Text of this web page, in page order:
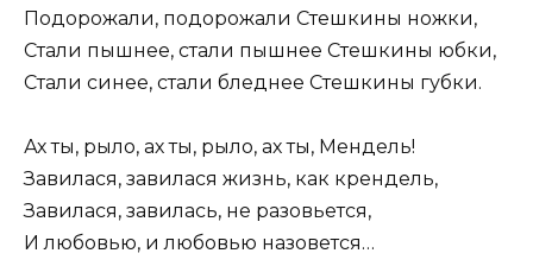
Подорожали, подорожали Стешкины ножки,
Стали пышнее, стали пышнее Стешкины юбки,
Стали синее, стали бледнее Стешкины губки.
Ах ты, рыло, ах ты, рыло, ах ты, Мендель!
Завилася, завилася жизнь, как крендель,
Завилася, завилась, не разовьется,
И любовью, и любовью назовется…